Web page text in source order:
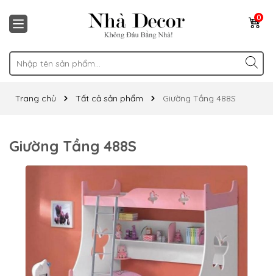
0
Trang chủ Tất cả sản phẩm Giường Tầng 488S
Giường Tầng 488S